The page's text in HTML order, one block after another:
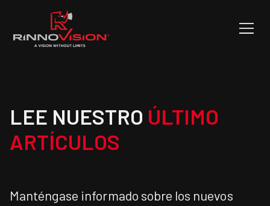
LEE NUESTRO ÚLTIMO
ARTÍCULOS
Manténgase informado sobre los nuevos